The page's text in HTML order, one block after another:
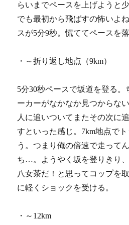
らいまでペースを上げようと
でも最初から飛ばすの怖いよ
スが5分9秒。慌ててペースを
・～折り返し地点（9km）
5分30秒ペースで坂道を登る。
ーカーがなかなか見つからな
人に追いついてまたその次に
すといった感じ。7km地点で
う。つまり俺の倍速で走って
ち…。ようやく坂を登りきり
八女茶だ！と思ってコップを
に軽くショックを受ける。
・～12km